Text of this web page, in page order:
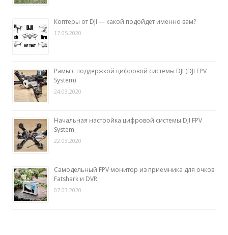
Коптеры от DJI — какой подойдет именно вам?
17.05.2020
Рамы с поддержкой цифровой системы DJI (DJI FPV
System)
24.03.2020
Начальная настройка цифровой системы DJI FPV
System
22.03.2020
Самодельный FPV монитор из приемника для очков
Fatshark и DVR
07.03.2020